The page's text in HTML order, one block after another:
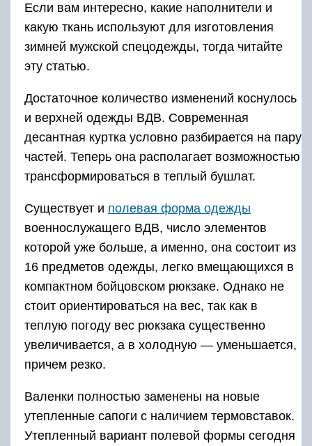
Если вам интересно, какие наполнители и
какую ткань используют для изготовления
зимней мужской спецодежды, тогда читайте
эту статью.
Достаточное количество изменений коснулось
и верхней одежды ВДВ. Современная
десантная куртка условно разбирается на пару
частей. Теперь она располагает возможностью
трансформироваться в теплый бушлат.
Существует и полевая форма одежды
военнослужащего ВДВ, число элементов
которой уже больше, а именно, она состоит из
16 предметов одежды, легко вмещающихся в
компактном бойцовском рюкзаке. Однако не
стоит ориентироваться на вес, так как в
теплую погоду вес рюкзака существенно
увеличивается, а в холодную — уменьшается,
причем резко.
Валенки полностью заменены на новые
утепленные сапоги с наличием термовставок.
Утепленный вариант полевой формы сегодня